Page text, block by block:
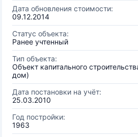
Дата обновления стоимости:
09.12.2014
Статус объекта:
Ранее учтенный
Тип объекта:
Объект капитального
дом)
Дата постановки на учёт:
25.03.2010
Год постройки:
1963